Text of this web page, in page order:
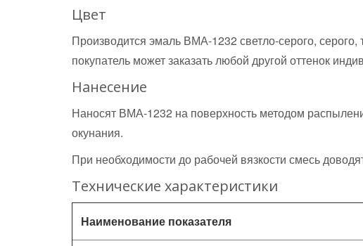
Цвет
Производится эмаль ВМА-1232 светло-серого,
покупатель может заказать любой другой оттенок
Нанесение
Наносят ВМА-1232 на поверхность методом
окунания.
При необходимости до рабочей вязкости смесь
Технические характеристики
Наименование показателя